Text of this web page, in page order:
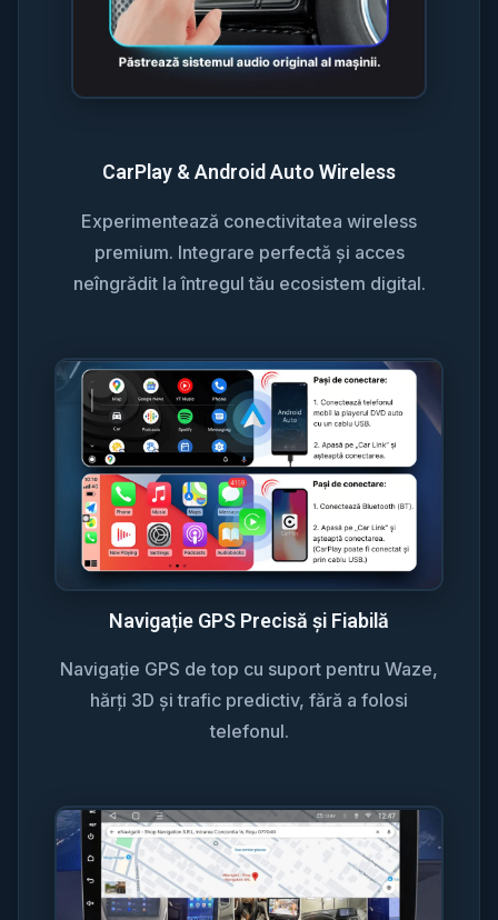
CarPlay & Android Auto Wireless
Experimentează conectivitatea wireless
premium. Integrare perfectă și acces
neîngrădit la întregul tău ecosistem digital.
Navigație GPS Precisă și Fiabilă
Navigație GPS de top cu suport pentru Waze,
hărți 3D și trafic predictiv, fără a folosi
telefonul.